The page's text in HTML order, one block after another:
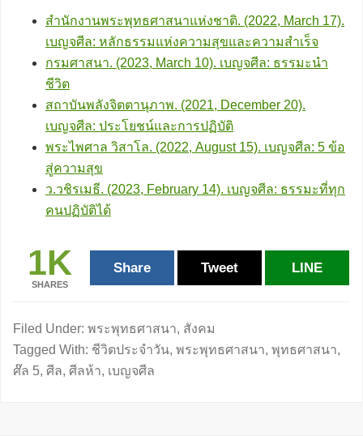
สำนักงานพระพุทธศาสนาแห่งชาติ. (2022, March 17).
เบญจศีล: หลักธรรมแห่งความสุขและความสำเร็จ
กรมศาสนา. (2023, March 10). เบญจศีล: ธรรมะนำ
ชีวิต
สถาบันพลังจิตตานุภาพ. (2021, December 20).
เบญจศีล: ประโยชน์และการปฏิบัติ
พระไพศาล วิสาโล. (2022, August 15). เบญจศีล: 5 ข้อ
สู่ความสุข
ว.วชิรเมธี. (2023, February 14). เบญจศีล: ธรรมะที่ทุก
คนปฏิบัติได้
1K
SHARES
Share Tweet LINE
Filed Under: พระพุทธศาสนา, สังคม
Tagged With: ชีวิตประจำวัน, พระพุทธศาสนา, พุทธศาสนา,
ศ๊ล 5, ศีล, ศีลห้า, เบญจศีล